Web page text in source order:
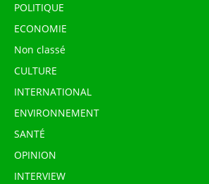
POLITIQUE
ECONOMIE
Non classé
CULTURE
INTERNATIONAL
ENVIRONNEMENT
SANTÉ
OPINION
INTERVIEW